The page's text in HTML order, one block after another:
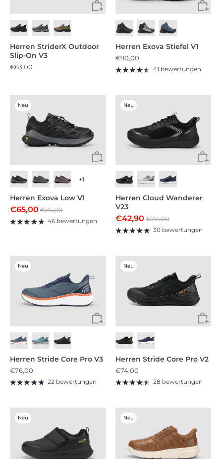
Herren StriderX Outdoor
Slip-On V3
€63,00
Herren Exova Stiefel V1
€90,00
41 bewertungen
Neu
+1
Herren Exova Low V1
€65,00 €75,00
46 bewertungen
Neu
Herren Cloud Wanderer
V23
€42,90 €70,00
30 bewertungen
Neu
Herren Stride Core Pro V3
€76,00
22 bewertungen
Neu
Herren Stride Core Pro V2
€74,00
28 bewertungen
Neu Neu